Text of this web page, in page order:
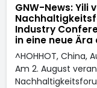
GNW-News: Yili
Industry
in eine neue
^HOHHOT, China,
Am 2. August